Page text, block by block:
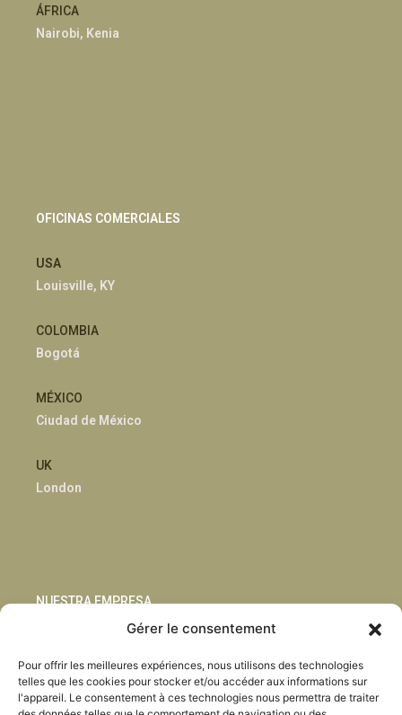
Gérer le consentement
Pour offrir les meilleures expériences, nous utilisons des technologies
telles que les cookies pour stocker et/ou accéder aux informations sur
l'appareil. Le consentement à ces technologies nous permettra de traiter
ÁFRICA
Nairobi, Kenia
OFICINAS COMERCIALES
USA
Louisville, KY
COLOMBIA
Bogotá
MÉXICO
Ciudad de México
UK
London
NUESTRA EMPRESA
Innovación
Blog